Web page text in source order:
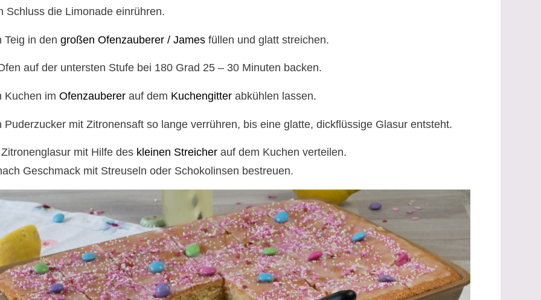
Schluss die Limonade einrühren.
Teig in dengroßen Ofenzauberer / James füllen und glatt streichen.
auf der untersten Stufe bei 180 Grad 25 – 30 Minuten backen.
Kuchen imOfenzauberer auf dem Kuchengitterabkühlen lassen.
Puderzucker mit Zitronensaft so lange verrühren, bis eine glatte, dickflüssige Glasur entsteht.
mit Hilfe des kleinen Streicher auf dem Kuchen verteilen.
Geschmack mit Streuseln oder Schokolinsen bestreuen.